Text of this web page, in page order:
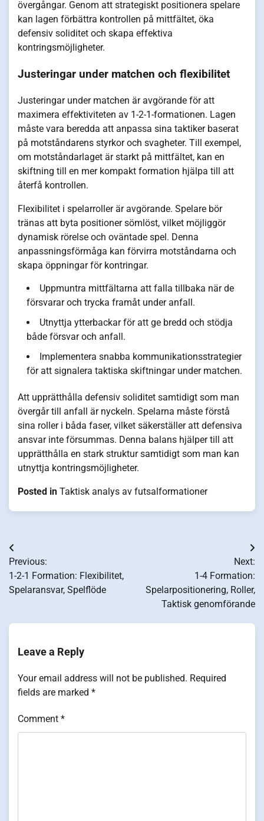
övergångar. Genom att strategiskt positionera spelare
kan lagen förbättra kontrollen på mittfältet, öka
defensiv soliditet och skapa effektiva
kontringsmöjligheter.
Justeringar under matchen och flexibilitet
Justeringar under matchen är avgörande för att
maximera effektiviteten av 1-2-1-formationen. Lagen
måste vara beredda att anpassa sina taktiker baserat
på motståndarens styrkor och svagheter. Till exempel,
om motståndarlaget är starkt på mittfältet, kan en
skiftning till en mer kompakt formation hjälpa till att
återfå kontrollen.
Flexibilitet i spelarroller är avgörande. Spelare bör
tränas att byta positioner sömlöst, vilket möjliggör
dynamisk rörelse och oväntade spel. Denna
anpassningsförmåga kan förvirra motståndarna och
skapa öppningar för kontringar.
Uppmuntra mittfältarna att falla tillbaka när de
försvarar och trycka framåt under anfall.
Utnyttja ytterbackar för att ge bredd och stödja
både försvar och anfall.
Implementera snabba kommunikationsstrategier
för att signalera taktiska skiftningar under matchen.
Att upprätthålla defensiv soliditet samtidigt som man
övergår till anfall är nyckeln. Spelarna måste förstå
sina roller i båda faser, vilket säkerställer att defensiva
ansvar inte försummas. Denna balans hjälper till att
upprätthålla en stark struktur samtidigt som man kan
utnyttja kontringsmöjligheter.
Posted in Taktisk analys av futsalformationer
Post
navigation
Previous:
1-2-1 Formation: Flexibilitet,
Spelaransvar, Spelflöde
Next:
1-4 Formation:
Spelarpositionering, Roller,
Taktisk genomförande
Leave a Reply
Your email address will not be published. Required
fields are marked *
Comment *